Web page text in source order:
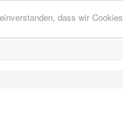
dass wir Cookies